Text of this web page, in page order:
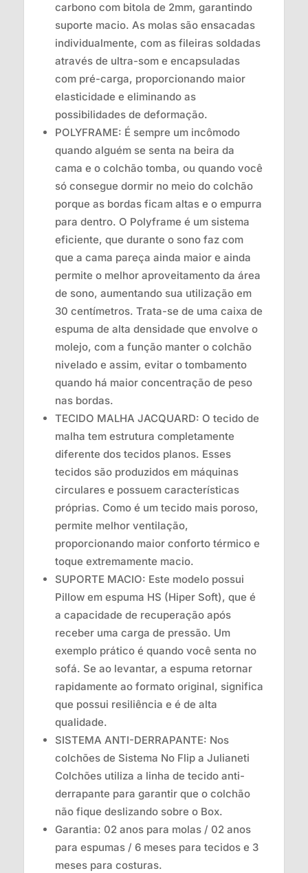
carbono com bitola de 2mm, garantindo
suporte macio. As molas são ensacadas
individualmente, com as fileiras soldadas
através de ultra-som e encapsuladas
com pré-carga, proporcionando maior
elasticidade e eliminando as
possibilidades de deformação.
POLYFRAME: É sempre um incômodo
quando alguém se senta na beira da
cama e o colchão tomba, ou quando você
só consegue dormir no meio do colchão
porque as bordas ficam altas e o empurra
para dentro. O Polyframe é um sistema
eficiente, que durante o sono faz com
que a cama pareça ainda maior e ainda
permite o melhor aproveitamento da área
de sono, aumentando sua utilização em
30 centímetros. Trata-se de uma caixa de
espuma de alta densidade que envolve o
molejo, com a função manter o colchão
nivelado e assim, evitar o tombamento
quando há maior concentração de peso
nas bordas.
TECIDO MALHA JACQUARD: O tecido de
malha tem estrutura completamente
diferente dos tecidos planos. Esses
tecidos são produzidos em máquinas
circulares e possuem características
próprias. Como é um tecido mais poroso,
permite melhor ventilação,
proporcionando maior conforto térmico e
toque extremamente macio.
SUPORTE MACIO: Este modelo possui
Pillow em espuma HS (Hiper Soft), que é
a capacidade de recuperação após
receber uma carga de pressão. Um
exemplo prático é quando você senta no
sofá. Se ao levantar, a espuma retornar
rapidamente ao formato original, significa
que possui resiliência e é de alta
qualidade.
SISTEMA ANTI-DERRAPANTE: Nos
colchões de Sistema No Flip a Julianeti
Colchões utiliza a linha de tecido anti-
derrapante para garantir que o colchão
não fique deslizando sobre o Box.
Garantia: 02 anos para molas / 02 anos
para espumas / 6 meses para tecidos e 3
meses para costuras.